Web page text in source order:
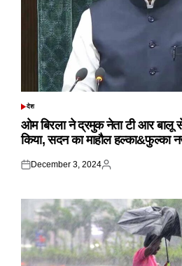
POSTED
देश
ओम बिरला ने द्रमुक नेता टी आर बालू
किया, सदन का माहौल हल्का&फुल्का
Posted
December 3, 2024
Posted